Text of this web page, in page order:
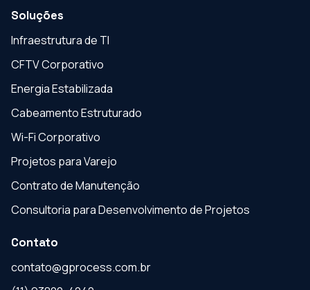
Soluções
Infraestrutura de TI
CFTV Corporativo
Energia Estabilizada
Cabeamento Estruturado
Wi-Fi Corporativo
Projetos para Varejo
Contrato de Manutenção
Consultoria para Desenvolvimento de Projetos
Contato
contato@gprocess.com.br